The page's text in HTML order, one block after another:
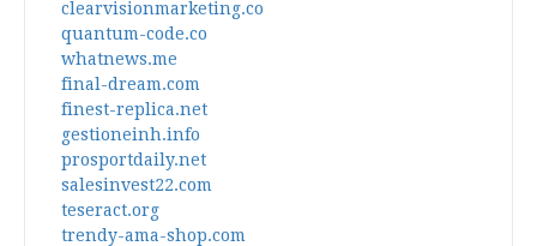
clearvisionmarketing.co
quantum-code.co
whatnews.me
final-dream.com
finest-replica.net
gestioneinh.info
prosportdaily.net
salesinvest22.com
teseract.org
trendy-ama-shop.com